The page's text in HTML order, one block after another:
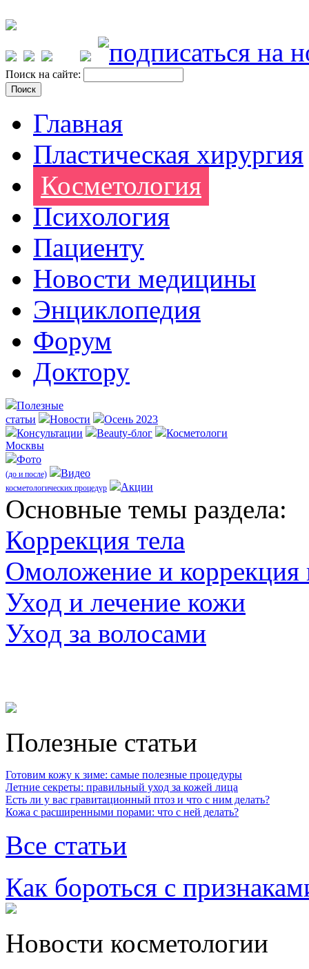
Поиск на сайте:
Главная
Пластическая хирургия
Косметология
Психология
Пациенту
Новости медицины
Энциклопедия
Форум
Доктору
Полезные
статьи
Новости
Осень 2023
Консультации
Beauty-блог
Косметологи
Москвы
Фото
(до и после) Видео
косметологических процедур Акции
Оcновные темы раздела:
Коррекция тела
Омоложение и коррекция
Уход и лечение кожи
Уход за волосами
Полезные статьи
Готовим кожу к зиме: самые полезные процедуры
Летние секреты: правильный уход за кожей лица
Есть ли у вас гравитационный птоз и что с ним делать?
Кожа с расширенными порами: что с ней делать?
Все статьи
Как бороться с
Новости косметологии